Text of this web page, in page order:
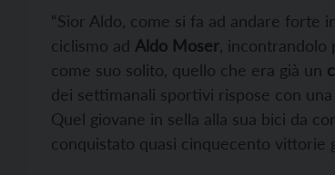
“Sior Aldo, come si fa ad andare forte
ciclismo ad Aldo Moser, incontrandolo
come suo solito, quello che era già un
dei settimanali sportivi rispose con
Quel giovane in sella alla sua bici da
conquistato quasi cinquecento vittorie